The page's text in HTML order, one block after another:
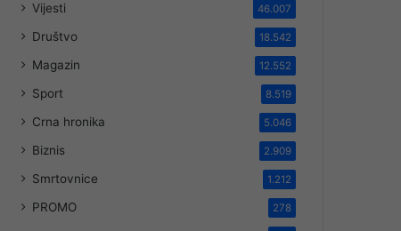
Vijesti 46.007
Društvo 18.542
Magazin 12.552
Sport 8.519
Crna hronika 5.046
Biznis 2.909
Smrtovnice 1.212
PROMO 278